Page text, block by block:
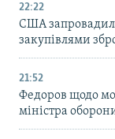
22:22
США запровадили
закупівлями
21:52
Федоров щодо
міністра